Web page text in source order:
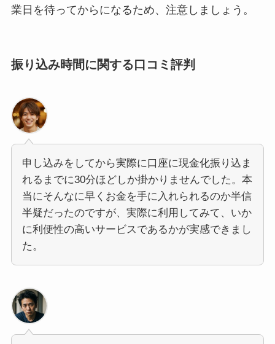
業日を待ってからになるため、注意しましょう。
振り込み時間に関する口コミ評判
申し込みをしてから実際に口座に現金化振り込ま
れるまでに30分ほどしか掛かりませんでした。本
当にそんなに早くお金を手に入れられるのか半信
半疑だったのですが、実際に利用してみて、いか
に利便性の高いサービスであるかが実感できまし
た。